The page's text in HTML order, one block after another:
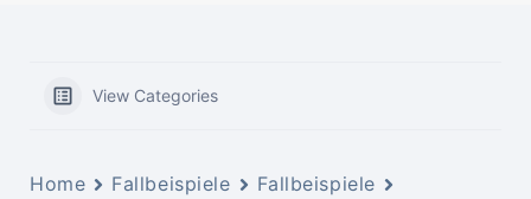
View Categories
Home Fallbeispiele
Fallbeispiele